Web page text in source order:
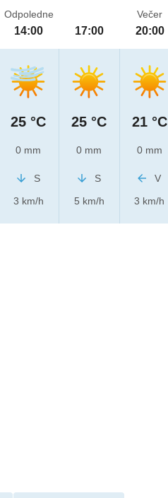
Odpoledne
14:00
25 °C
0 mm
S
3 km/h
17:00
25 °C
0 mm
S
5 km/h
Večer
20:00
21 °C
0 mm
V
3 km/h